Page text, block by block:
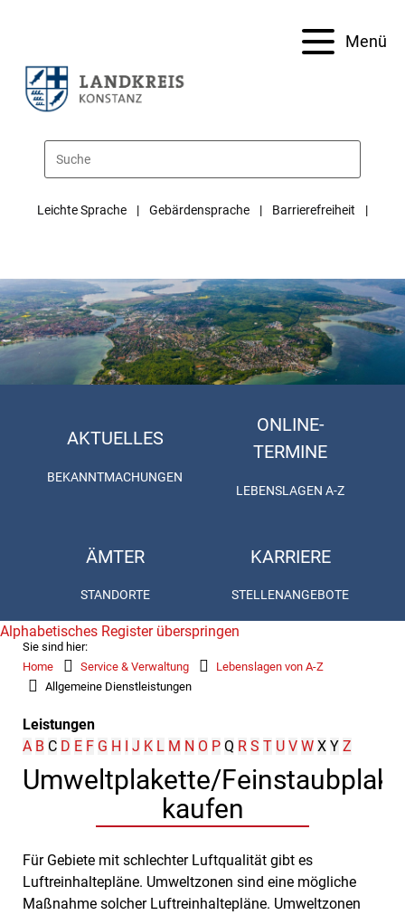
Menü
Leichte Sprache Gebärdensprache Barrierefreiheit
AKTUELLES
BEKANNTMACHUNGEN
ONLINE-
TERMINE
LEBENSLAGEN A-Z
ÄMTER
STANDORTE
KARRIERE
STELLENANGEBOTE
Sie sind hier:
Home
Service & Verwaltung
Lebenslagen von A-Z
Allgemeine Dienstleistungen
Leistungen
Alphabetisches Register überspringen
A B C D E F G H I J K L M N O P Q R S T U V W X Y Z
Umweltplakette/
kaufen
Für Gebiete mit schlechter Luftqualität gibt es
Luftreinhaltepläne. Umweltzonen sind eine mögliche
Maßnahme solcher Luftreinhaltepläne. Umweltzonen